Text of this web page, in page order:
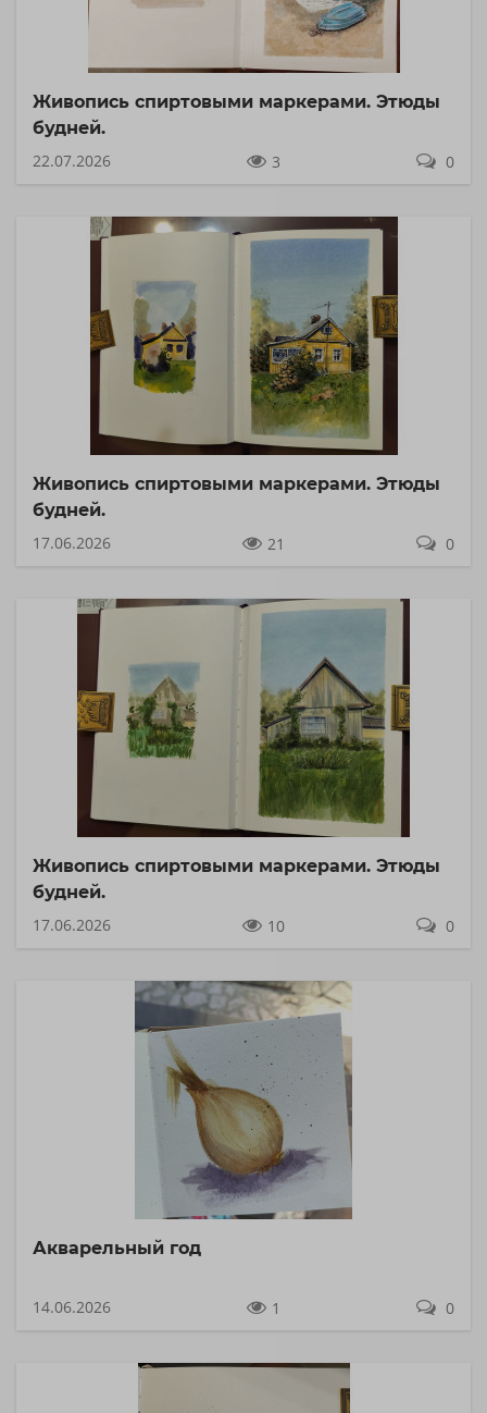
Живопись спиртовыми маркерами. Этюды
будней.
22.07.2026
3 0
Живопись спиртовыми маркерами. Этюды
будней.
17.06.2026
21 0
Живопись спиртовыми маркерами. Этюды
будней.
17.06.2026
10 0
Акварельный год
14.06.2026 1 0